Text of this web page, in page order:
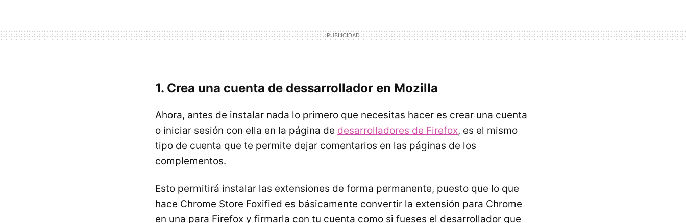
1. Crea una cuenta de dessarrollador en Mozilla
Ahora, antes de instalar nada lo primero que necesitas hacer es crear una cuenta
o iniciar sesión con ella en la página de desarrolladores de Firefox, es el mismo
tipo de cuenta que te permite dejar comentarios en las páginas de los
complementos.
Esto permitirá instalar las extensiones de forma permanente, puesto que lo que
hace Chrome Store Foxified es básicamente convertir la extensión para Chrome
en una para Firefox y firmarla con tu cuenta como si fueses el desarrollador que